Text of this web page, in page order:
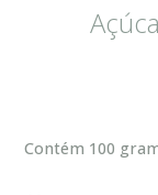
Contém 100